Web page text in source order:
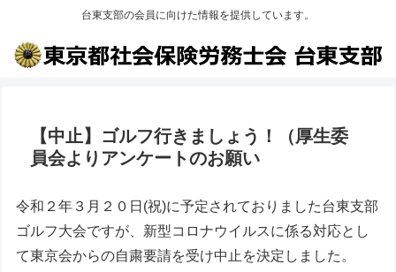
台東支部の会員に向けた情報を提供しています。
【中止】ゴルフ行きましょう！（厚生委
員会よりアンケートのお願い
令和２年３月２０日(祝)に予定されておりました台東支部
ゴルフ大会ですが、新型コロナウイルスに係る対応とし
て東京会からの自粛要請を受け中止を決定しました。